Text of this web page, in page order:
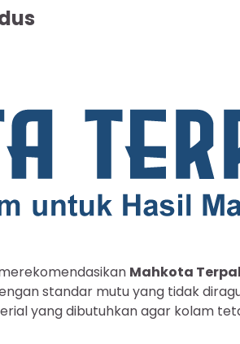
Mahkota Terpal
standar mutu yang tidak
yang dibutuhkan agar kolam